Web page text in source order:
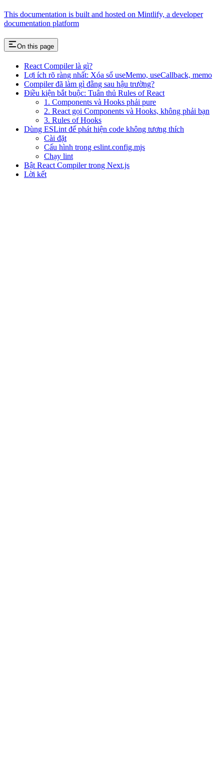
This documentation is built and hosted on Mintlify, a developer
documentation platform
On this page
React Compiler là gì?
Lợi ích rõ ràng nhất: Xóa sổ useMemo, useCallback, memo
Compiler đã làm gì đằng sau hậu trường?
Điều kiện bắt buộc: Tuân thủ Rules of React
1. Components và Hooks phải pure
2. React gọi Components và Hooks, không phải bạn
3. Rules of Hooks
Dùng ESLint để phát hiện code không tương thích
Cài đặt
Cấu hình trong eslint.config.mjs
Chạy lint
Bật React Compiler trong Next.js
Lời kết